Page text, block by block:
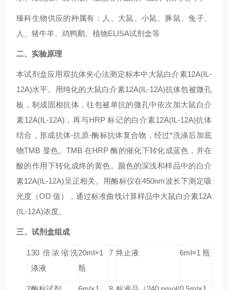
臻科生物供应的种属有：人、大鼠、小鼠、豚鼠、兔子、
人、猪牛羊、鸡鸭鹅、植物ELISA试剂盒等
二、实验原理
本试剂盒应用双抗体夹心法测定标本中大鼠白介素12A(IL-
12A)水平。用纯化的大鼠白介素12A(IL-12A)抗体包被微孔
板，制成固相抗体，往包被单抗的微孔中依次加大鼠白介
素12A(IL-12A) ，再与HRP 标记的白介素12A(IL-12A)抗体
结合，形成抗体-抗原-酶标抗体复合物，经过*洗涤后加底
物TMB 显色。TMB 在HRP 酶的催化下转化成蓝色，并在
酸的作用下转化成终的黄色。颜色的深浅和样品中的白介
素12A(IL-12A)呈正相关。用酶标仪在450nm波长下测定吸
光度（OD 值），通过标准曲线计算样品中大鼠白介素12A
(IL-12A)浓度。
三、试剂盒组成
130 倍浓缩洗
涤液
20ml×1
瓶
7 终止液 6ml×1 瓶